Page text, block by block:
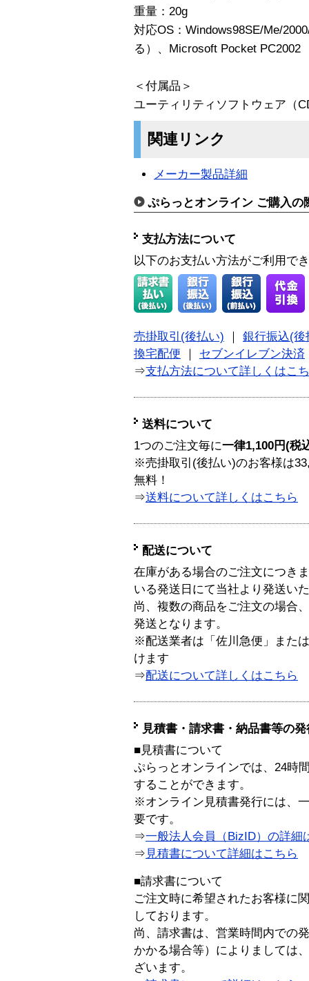
重量：20g
対応OS：Windows98SE/Me/
る）、Microsoft Pocket PC2002
＜付属品＞
ユーティリティソフトウェア（
関連リンク
メーカー製品詳細
ぷらっとオンライン ご購入の
支払方法について
以下のお支払い方法がご利用で
売掛取引(後払い)
銀行振込(後
換宅配便
セブンイレブン決済
⇒支払方法について詳しくはこ
送料について
1つのご注文毎に一律1,100円(税
※売掛取引(後払い)のお客様は
無料！
⇒送料について詳しくはこちら
配送について
在庫がある場合のご注文につき
いる発送日にて当社より発送い
尚、複数の商品をご注文の場合
発送となります。
※配送業者は「佐川急便」また
けます
⇒配送について詳しくはこちら
見積書・請求書・納品書等の
■見積書について
ぷらっとオンラインでは、24時
することができます。
※オンライン見積書発行には、
要です。
⇒一般法人会員（BizID）の詳細
⇒ 見積書について詳細はこちら
■請求書について
ご注文時に希望されたお客様に
しております。
尚、請求書は、営業時間内での
かかる場合等）によりましては
ざいます。